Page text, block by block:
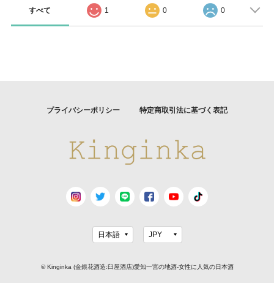
すべて 1 0 0
プライバシーポリシー 特定商取引法に基づく表記
© Kinginka (金銀花酒造:臼屋酒店)愛知一宮の地酒-女性に人気の日本酒